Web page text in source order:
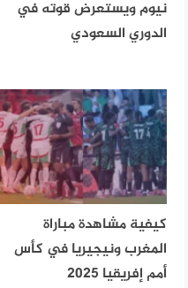
نيوم ويستعرض قوته في
الدوري السعودي
كيفية مشاهدة مباراة
المغرب ونيجيريا في كأس
أمم إفريقيا 2025